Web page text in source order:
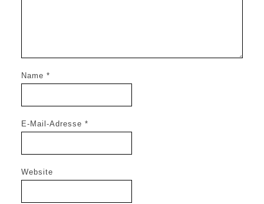
Name *
E-Mail-Adresse *
Website